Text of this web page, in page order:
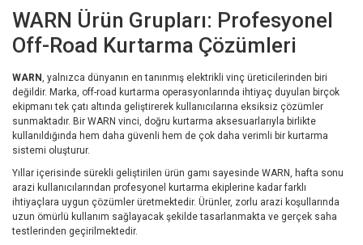
WARN Ürün Grupları: Profesyonel
Off-Road Kurtarma Çözümleri
WARN, yalnızca dünyanın en tanınmış elektrikli vinç üreticilerinden biri
değildir. Marka, off-road kurtarma operasyonlarında ihtiyaç duyulan birçok
ekipmanı tek çatı altında geliştirerek kullanıcılarına eksiksiz çözümler
sunmaktadır. Bir WARN vinci, doğru kurtarma aksesuarlarıyla birlikte
kullanıldığında hem daha güvenli hem de çok daha verimli bir kurtarma
sistemi oluşturur.
Yıllar içerisinde sürekli geliştirilen ürün gamı sayesinde WARN, hafta sonu
arazi kullanıcılarından profesyonel kurtarma ekiplerine kadar farklı
ihtiyaçlara uygun çözümler üretmektedir. Ürünler, zorlu arazi koşullarında
uzun ömürlü kullanım sağlayacak şekilde tasarlanmakta ve gerçek saha
testlerinden geçirilmektedir.